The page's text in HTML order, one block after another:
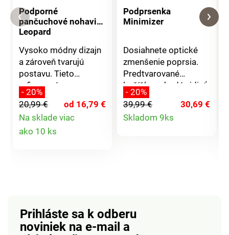
Podporné
pančuchové nohavice
Leopard
Vysoko módny dizajn
a zároveň tvarujú
postavu. Tieto
rafinované
pančucháče s
leopardím vzorom
formujú nohy, ploché
bruško a pevný
- 20%
20,99 €
od 16,79 €
Na sklade viac
ako 10 ks
Podprsenka
Minimizer
Dosiahnete optické
zmenšenie poprsia.
Predtvarované
košíčky nebudú vidieť
ani pod priliehavým
oblečením. Široké
ramienka vystužené
- 20%
39,99 €
30,69 €
Skladom 9ks
Detail
Prihláste sa k odberu
noviniek na e-mail a